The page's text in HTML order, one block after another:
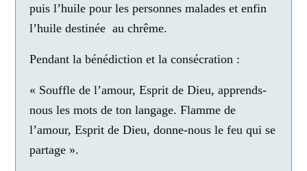
puis l’huile pour les personnes malades et enfin
l’huile destinée au chrême.
Pendant la bénédiction et la consécration :
« Souffle de l’amour, Esprit de Dieu, apprends-
nous les mots de ton langage. Flamme de
l’amour, Esprit de Dieu, donne-nous le feu qui se
partage ».